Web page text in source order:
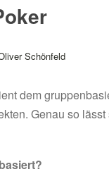
Schönfeld
dem
Genau so